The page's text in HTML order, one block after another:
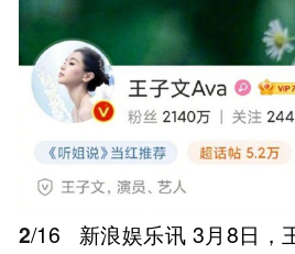
2/16
新浪娱乐讯 3月8日，